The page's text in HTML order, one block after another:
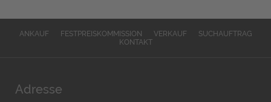
ANKAUF FESTPREISKOMMISSION VERKAUF
SUCHAUFTRAG
KONTAKT
Adresse